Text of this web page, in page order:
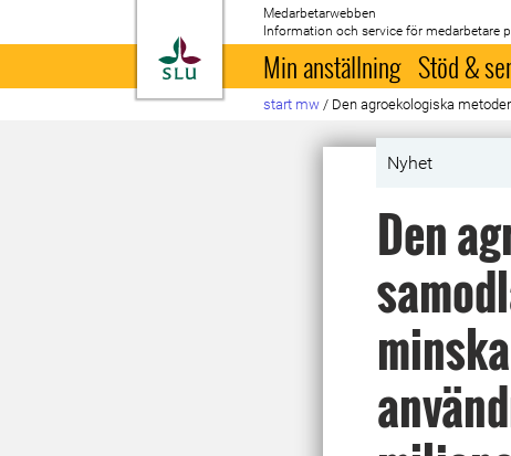
Till startsida
Medarbetarwebben
Information och service för medarbetare
Min anställning Stöd &
start mw / Den agroekologiska
Nyhet
Den